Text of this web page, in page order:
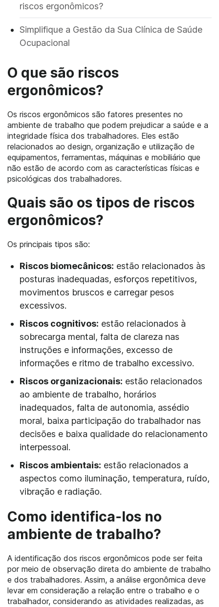
riscos ergonômicos?
Simplifique a Gestão da Sua Clínica de Saúde
Ocupacional
O que são riscos
ergonômicos?
Os riscos ergonômicos são fatores presentes no
ambiente de trabalho que podem prejudicar a saúde e a
integridade física dos trabalhadores. Eles estão
relacionados ao design, organização e utilização de
equipamentos, ferramentas, máquinas e mobiliário que
não estão de acordo com as características físicas e
psicológicas dos trabalhadores.
Quais são os tipos de riscos
ergonômicos?
Os principais tipos são:
Riscos biomecânicos: estão relacionados às
posturas inadequadas, esforços repetitivos,
movimentos bruscos e carregar pesos
excessivos.
Riscos cognitivos: estão relacionados à
sobrecarga mental, falta de clareza nas
instruções e informações, excesso de
informações e ritmo de trabalho excessivo.
Riscos organizacionais: estão relacionados
ao ambiente de trabalho, horários
inadequados, falta de autonomia, assédio
moral, baixa participação do trabalhador nas
decisões e baixa qualidade do relacionamento
interpessoal.
Riscos ambientais: estão relacionados a
aspectos como iluminação, temperatura, ruído,
vibração e radiação.
Como identifica-los no
ambiente de trabalho?
A identificação dos riscos ergonômicos pode ser feita
por meio de observação direta do ambiente de trabalho
e dos trabalhadores. Assim, a análise ergonômica deve
levar em consideração a relação entre o trabalho e o
trabalhador, considerando as atividades realizadas, as